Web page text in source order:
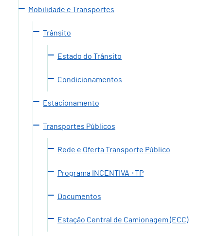
Mobilidade e Transportes
Trânsito
Estado do Trânsito
Condicionamentos
Estacionamento
Transportes Públicos
Rede e Oferta Transporte Público
Programa INCENTIVA +TP
Documentos
Estação Central de Camionagem (ECC)